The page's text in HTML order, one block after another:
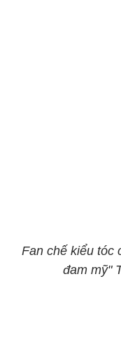
Fan chế kiểu tóc
đam mỹ"